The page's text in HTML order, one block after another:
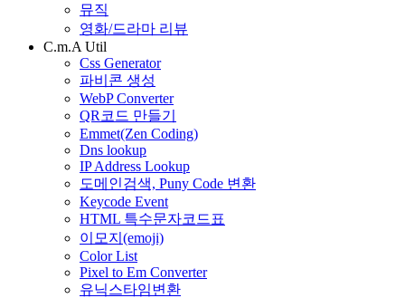
뮤직
영화/드라마 리뷰
C.m.A Util
Css Generator
파비콘 생성
WebP Converter
QR코드 만들기
Emmet(Zen Coding)
Dns lookup
IP Address Lookup
도메인검색, Puny Code 변환
Keycode Event
HTML 특수문자코드표
이모지(emoji)
Color List
Pixel to Em Converter
유닉스타임변환